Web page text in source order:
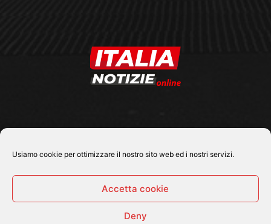
Usiamo cookie per ottimizzare il nostro sito web ed i nostri servizi.
Accetta cookie
Deny
SEGUICI SU